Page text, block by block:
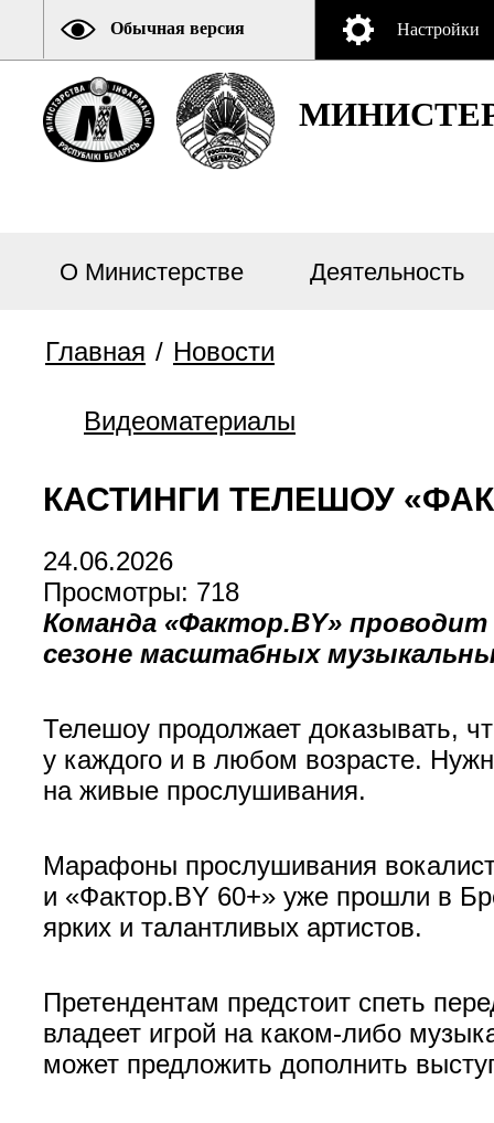
Обычная версия Настройки
О Министерстве Деятельность
Главная / Новости
Видеоматериалы
КАСТИНГИ ТЕЛЕШОУ
24.06.2026
Просмотры: 718
Команда «Фактор.BY»
сезоне масштабных
Телешоу продолжает доказывать,
у каждого и в любом возрасте.
на живые прослушивания.
Марафоны прослушивания
и «Фактор.BY 60+» уже прошли в
ярких и талантливых артистов.
Претендентам предстоит спеть
владеет игрой на каком-либо
может предложить дополнить